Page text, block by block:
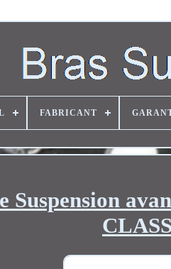
FABRICANT
Suspension